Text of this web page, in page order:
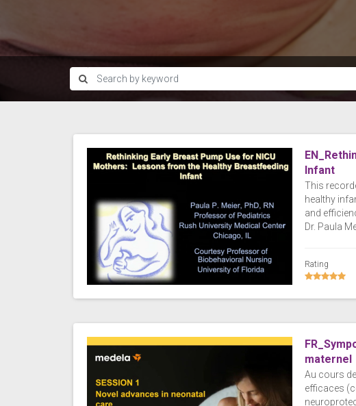
Infant
This
healthy
and
Dr. Paula
Rating
maternel
Au cours
efficaces